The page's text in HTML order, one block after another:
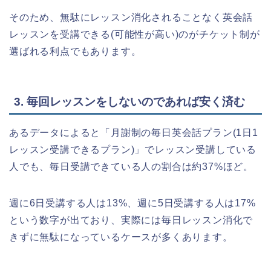
そのため、無駄にレッスン消化されることなく英会話
レッスンを受講できる(可能性が高い)のがチケット制が
選ばれる利点でもあります。
3. 毎回レッスンをしないのであれば安く済む
あるデータによると「月謝制の毎日英会話プラン(1日1
レッスン受講できるプラン)」でレッスン受講している
人でも、毎日受講できている人の割合は約37%ほど。
週に6日受講する人は13%、週に5日受講する人は17%
という数字が出ており、実際には毎日レッスン消化で
きずに無駄になっているケースが多くあります。